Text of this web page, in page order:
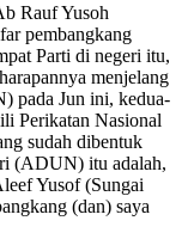
Rauf Yusoh
pembangkang
Parti di negeri itu,
menjelang
pada Jun ini, kedua-
Perikatan Nasional
sudah dibentuk
(ADUN) itu adalah,
Yusof (Sungai
(dan) saya